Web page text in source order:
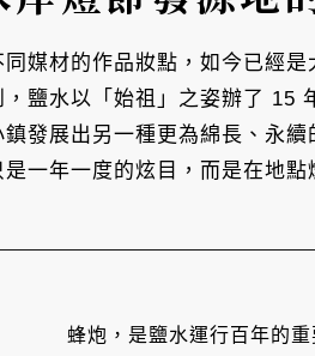
媒材的作品妝點，如今已經
鹽水以「始祖」之姿辦了 15
發展出另一種更為綿長、永
一年一度的炫目，而是在地點
蜂炮，是鹽水運行百年的